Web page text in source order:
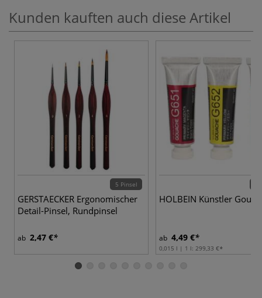
Kunden kauften auch diese Artikel
5 Pinsel
GERSTAECKER Ergonomischer
Detail-Pinsel, Rundpinsel
ab 2,47 €
HOLBEIN Künstler
ab 4,49 €
0,015 l | 1 l: 299,33 €